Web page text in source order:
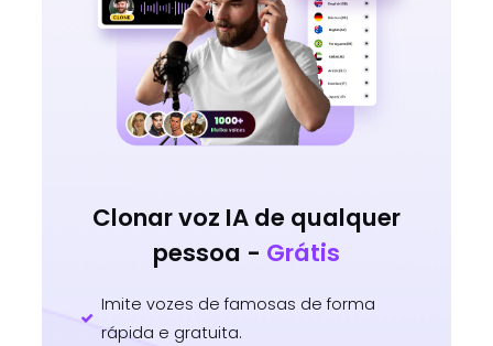
Clonar voz IA de qualquer
pessoa - Grátis
Imite vozes de famosas de forma
rápida e gratuita.